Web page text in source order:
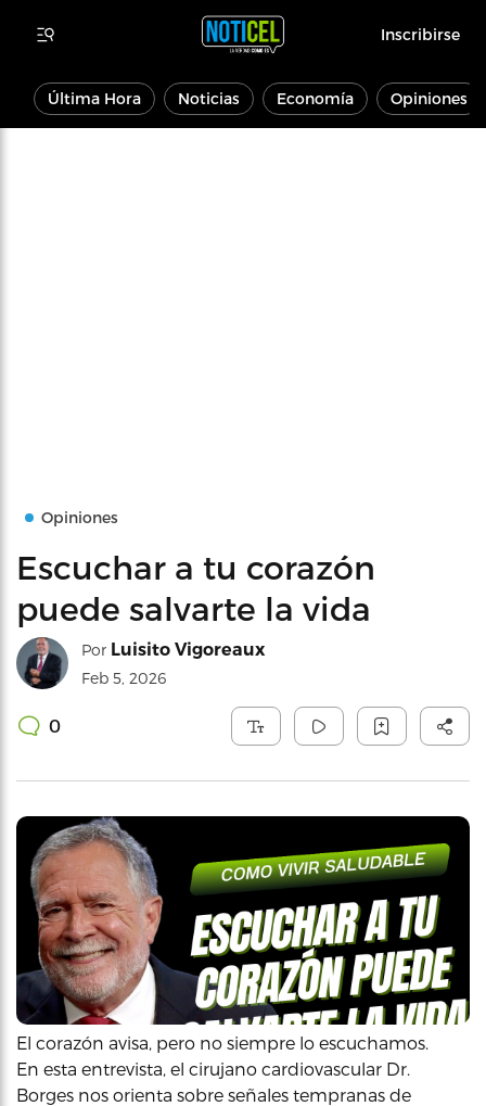
Inscribirse
Última Hora Noticias Economía Opiniones
Opiniones
Escuchar a tu corazón
puede salvarte la vida
Por Luisito Vigoreaux
Feb 5, 2026
0
El corazón avisa, pero no siempre lo escuchamos.
En esta entrevista, el cirujano cardiovascular Dr.
Borges nos orienta sobre señales tempranas de